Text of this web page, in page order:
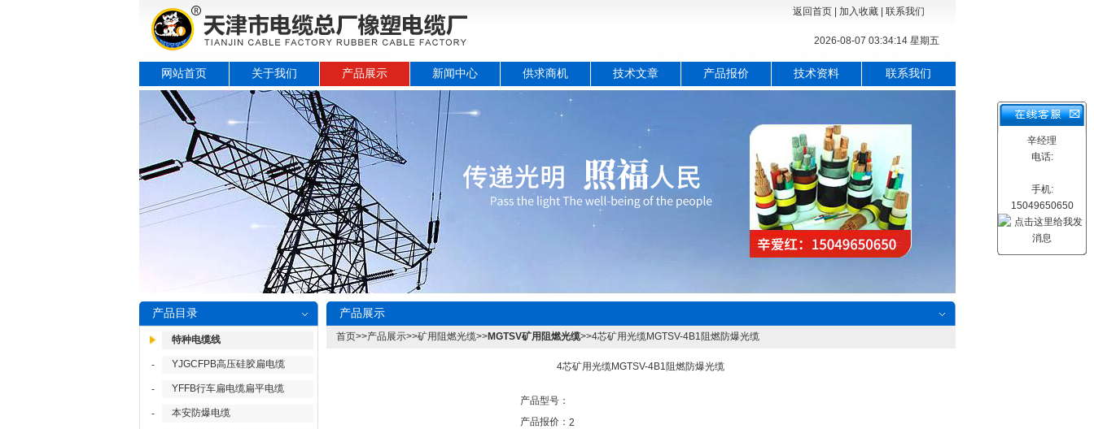
返回首页| 加入收藏| 联系我们
2026-08-07 03:34:15 星期五
网站首页 关于我们 产品展示 新闻中心 供求商机 技术文章 产品报价 技术资料 联系我们
产品目录
特种电缆线
- YJGCFPB高压硅胶扁电缆
- YFFB行车扁电缆扁平电缆
- 本安防爆电缆
产品展示
首页>>产品展示>>矿用阻燃光缆>>MGTSV矿用阻燃光缆>>4芯矿用光缆MGTSV-4B1阻燃防爆光缆
4芯矿用光缆MGTSV-4B1阻燃防爆光缆
产品型号：
产品报价： 2
辛经理
电话:
手机:
15049650650